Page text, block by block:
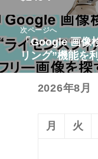
ビ
ー
シ
投
稿:
次ページへ
次
の
投
「Google 画像
リング”機能を
2026年8月
月 火